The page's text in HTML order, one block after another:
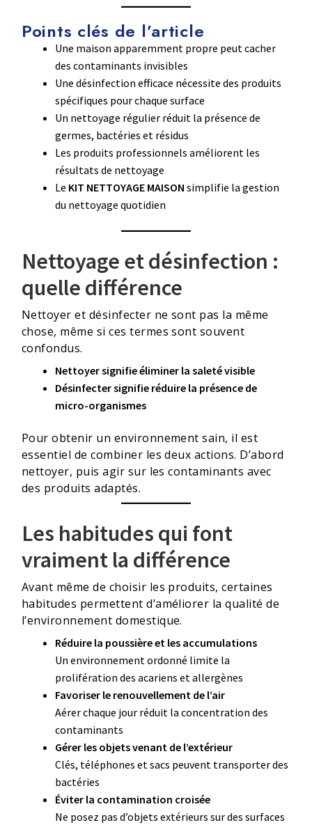
Points clés de l’article
Une maison apparemment propre peut cacher
des contaminants invisibles
Une désinfection efficace nécessite des produits
spécifiques pour chaque surface
Un nettoyage régulier réduit la présence de
germes, bactéries et résidus
Les produits professionnels améliorent les
résultats de nettoyage
Le KIT NETTOYAGE MAISON simplifie la gestion
du nettoyage quotidien
Nettoyage et désinfection :
quelle différence
Nettoyer et désinfecter ne sont pas la même
chose, même si ces termes sont souvent
confondus.
Nettoyer signifie éliminer la saleté visible
Désinfecter signifie réduire la présence de
micro-organismes
Pour obtenir un environnement sain, il est
essentiel de combiner les deux actions. D’abord
nettoyer, puis agir sur les contaminants avec
des produits adaptés.
Les habitudes qui font
vraiment la différence
Avant même de choisir les produits, certaines
habitudes permettent d’améliorer la qualité de
l’environnement domestique.
Réduire la poussière et les accumulations
Un environnement ordonné limite la
prolifération des acariens et allergènes
Favoriser le renouvellement de l’air
Aérer chaque jour réduit la concentration des
contaminants
Gérer les objets venant de l’extérieur
Clés, téléphones et sacs peuvent transporter des
bactéries
Éviter la contamination croisée
Ne posez pas d’objets extérieurs sur des surfaces